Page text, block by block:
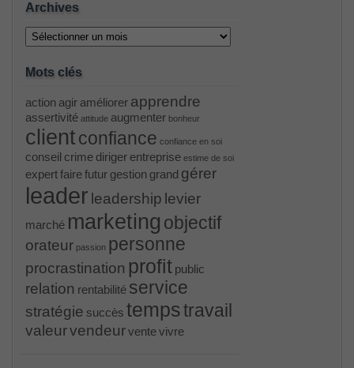
Archives
Archives
Mots clés
action agir améliorer apprendre
assertivité attitude augmenter bonheur
client confiance confiance en soi
conseil crime diriger entreprise estime de soi
expertfairefutur gestion grand gérer
leader leadership levier
marché marketing objectif
orateur passion personne
procrastination profit public
relation rentabilité service
stratégie succès tempstravail
valeurvendeurventevivre